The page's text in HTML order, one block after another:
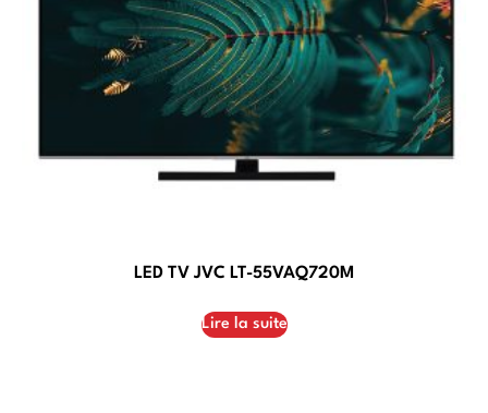
LED TV JVC LT-55VAQ720M
Lire la suite